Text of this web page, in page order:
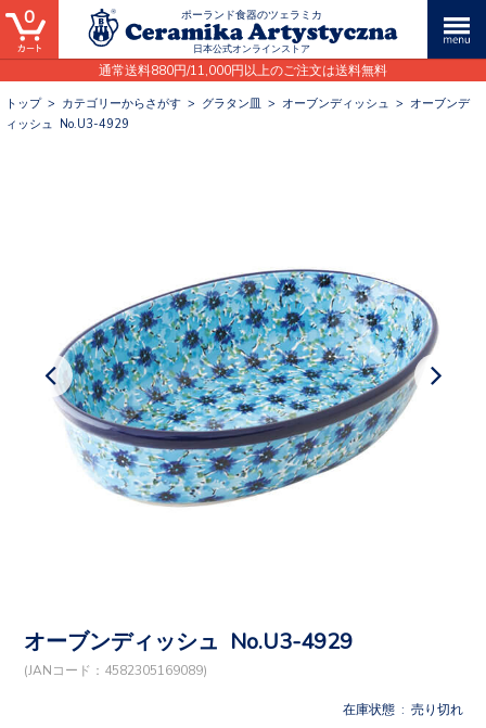
ポーランド食器のツェラミカ
日本公式オンラインストア
通常送料880円/11,000円以上のご注文は送料無料
0
トップ> カテゴリーからさがす > グラタン皿 > オーブンディッシュ > オーブンデ
ィッシュ No.U3-4929
オーブンディッシュ No.U3-4929
(JANコード：4582305169089)
在庫状態 : 売り切れ